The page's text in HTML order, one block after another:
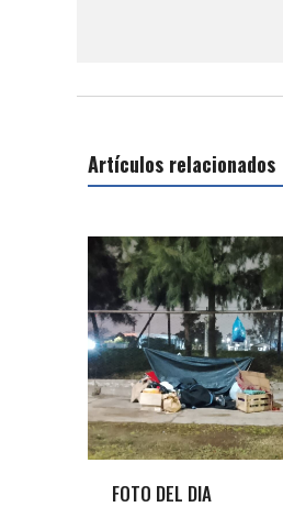
Artículos relacionados
FOTO DEL DIA